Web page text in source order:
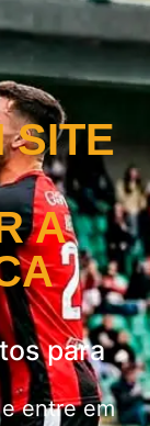
SITE
A
para
entre em